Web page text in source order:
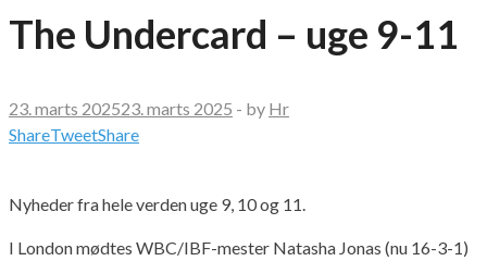
The Undercard – uge 9-11
23. marts 202523. marts 2025 - by Hr
ShareTweetShare
Nyheder fra hele verden uge 9, 10 og 11.
I London mødtes WBC/IBF-mester Natasha Jonas (nu 16-3-1)